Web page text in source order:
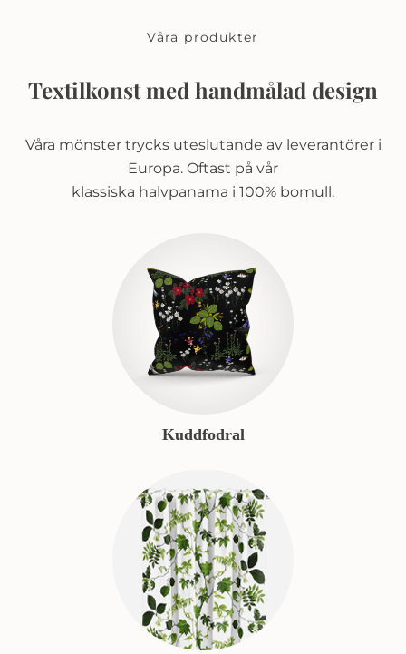
Våra produkter
Textilkonst med handmålad design
Våra mönster trycks uteslutande av leverantörer i
Europa. Oftast på vår
klassiska halvpanama i 100% bomull.
Kuddfodral